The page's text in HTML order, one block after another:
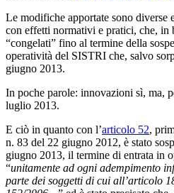
Le modifiche apportate sono diverse
con effetti normativi e pratici, che, in
“congelati” fino al termine della
operatività del SISTRI che, salvo
giugno 2013.
In poche parole: innovazioni sì, ma,
luglio 2013.
E ciò in quanto con l’articolo 52,
n. 83 del 22 giugno 2012, è stato
giugno 2013, il termine di entrata in
“unitamente ad ogni adempimento
parte dei soggetti di cui all’articolo